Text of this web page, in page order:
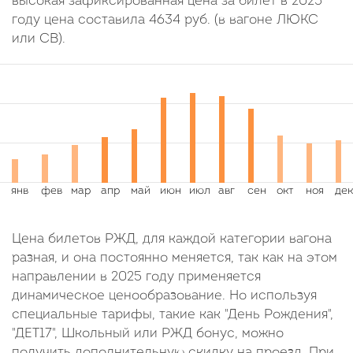
году цена составила 4634 руб. (в вагоне ЛЮКС
или СВ).
Цена билетов РЖД, для каждой категории вагона
разная, и она постоянно меняется, так как на этом
направлении в 2025 году применяется
динамическое ценообразование. Но используя
специальные тарифы, такие как "День Рождения",
"ДЕТ17", Школьный или РЖД бонус, можно